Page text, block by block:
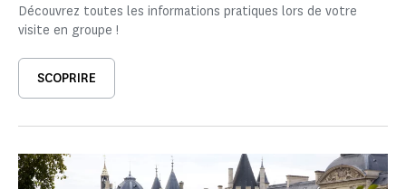
Découvrez toutes les informations pratiques lors de votre
visite en groupe !
SCOPRIRE